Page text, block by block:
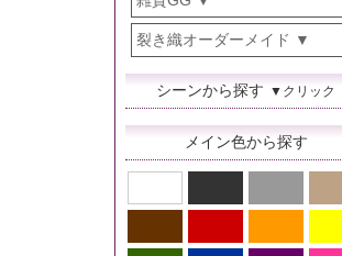
裂き織オーダーメイド
シーンから探す ▼クリック
メイン色から探す